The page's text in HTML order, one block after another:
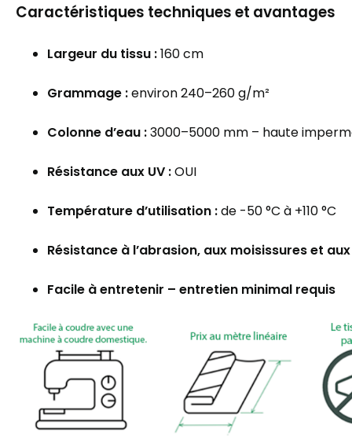
Caractéristiques techniques et avantages
Largeur du tissu :160 cm
Grammage :environ 240–260 g/m²
Colonne d’eau :3000–5000 mm – haute
Résistance aux UV :OUI
Température d’utilisation :de -50 °C à +110 °C
Résistance à l’abrasion, aux moisissures et
Facile à entretenir – entretien minimal requis